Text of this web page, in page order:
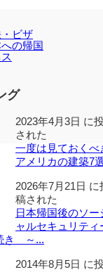
グ
2023年4月3日 に
された
一度は見ておくべ
アメリカの建築7
2026年7月21日 に
稿された
日本帰国後のソー
ャルセキュリティ
き ～...
2014年8月5日 に